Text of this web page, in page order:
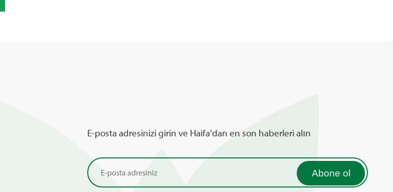
E-posta adresinizi girin ve Haifa'dan en son haberleri alın